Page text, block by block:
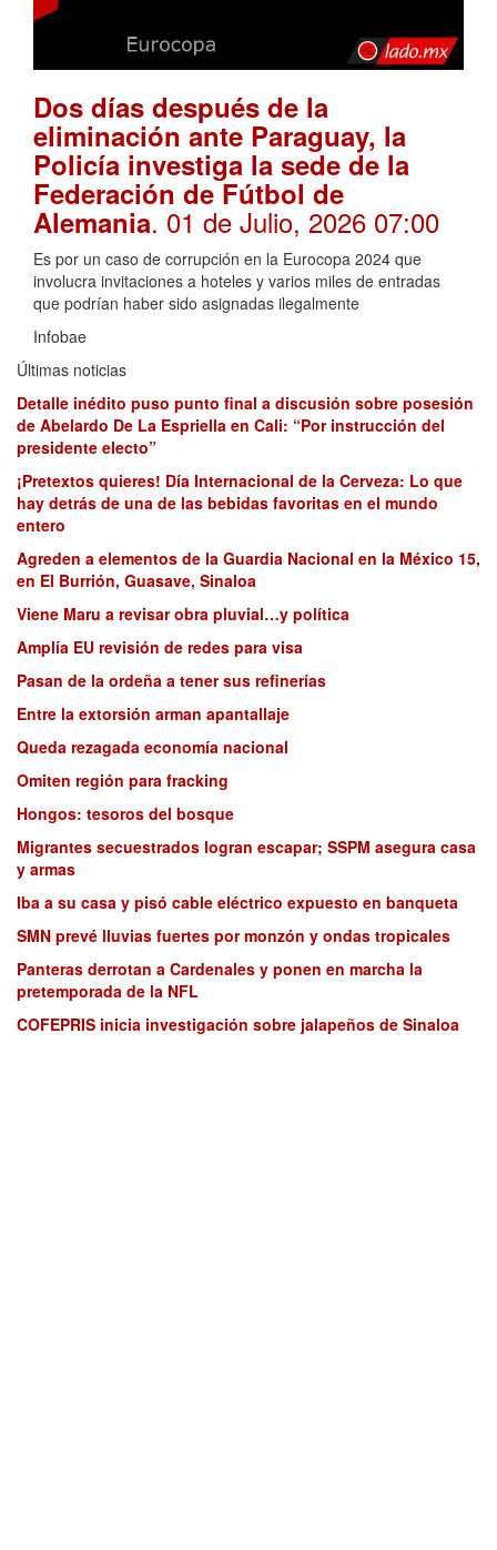
Dos días después de la
eliminación ante Paraguay, la
Policía investiga la sede de la
Federación de Fútbol de
Alemania. 01 de Julio, 2026 07:00
Es por un caso de corrupción en la Eurocopa 2024 que
involucra invitaciones a hoteles y varios miles de entradas
que podrían haber sido asignadas ilegalmente
Infobae
Últimas noticias
Detalle inédito puso punto final a discusión sobre posesión
de Abelardo De La Espriella en Cali: “Por instrucción del
presidente electo”
¡Pretextos quieres! Día Internacional de la Cerveza: Lo que
hay detrás de una de las bebidas favoritas en el mundo
entero
Agreden a elementos de la Guardia Nacional en la México 15,
en El Burrión, Guasave, Sinaloa
Viene Maru a revisar obra pluvial…y política
Amplía EU revisión de redes para visa
Pasan de la ordeña a tener sus refinerías
Entre la extorsión arman apantallaje
Queda rezagada economía nacional
Omiten región para fracking
Hongos: tesoros del bosque
Migrantes secuestrados logran escapar; SSPM asegura casa
y armas
Iba a su casa y pisó cable eléctrico expuesto en banqueta
SMN prevé lluvias fuertes por monzón y ondas tropicales
Panteras derrotan a Cardenales y ponen en marcha la
pretemporada de la NFL
COFEPRIS inicia investigación sobre jalapeños de Sinaloa